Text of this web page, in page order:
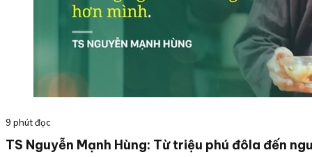
9 phút đọc
TS Nguyễn Mạnh Hùng: Từ triệu phú đôla đến